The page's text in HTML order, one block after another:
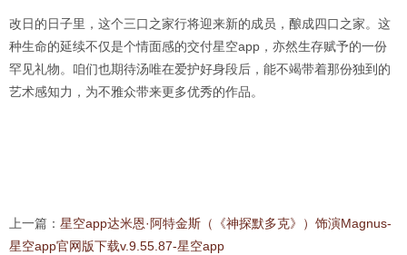
改日的日子里，这个三口之家行将迎来新的成员，酿成四口之家。这
种生命的延续不仅是个情面感的交付星空app，亦然生存赋予的一份
罕见礼物。咱们也期待汤唯在爱护好身段后，能不竭带着那份独到的
艺术感知力，为不雅众带来更多优秀的作品。
上一篇： 星空app达米恩·阿特金斯（《神探默多克》）饰演Magnus-
星空app官网版下载v.9.55.87-星空app